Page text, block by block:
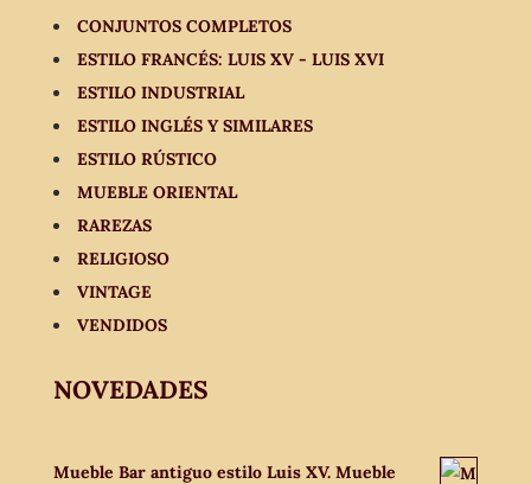
CONJUNTOS COMPLETOS
ESTILO FRANCÉS: LUIS XV - LUIS XVI
ESTILO INDUSTRIAL
ESTILO INGLÉS Y SIMILARES
ESTILO RÚSTICO
MUEBLE ORIENTAL
RAREZAS
RELIGIOSO
VINTAGE
VENDIDOS
NOVEDADES
Mueble Bar antiguo estilo Luis XV. Mueble